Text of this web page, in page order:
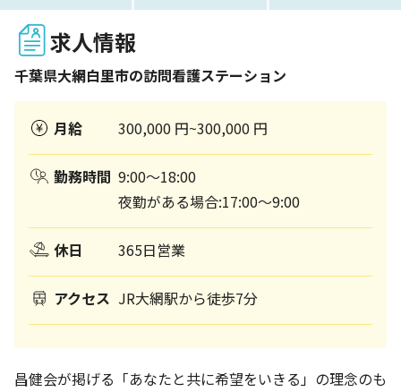
求人情報
千葉県大網白里市の訪問看護ステーション
月給 300,000 円~300,000 円
勤務時間 9:00～18:00
夜勤がある場合:17:00～9:00
休日 365日営業
アクセス JR大網駅から徒歩7分
昌健会が掲げる「あなたと共に希望をいきる」の理念のも